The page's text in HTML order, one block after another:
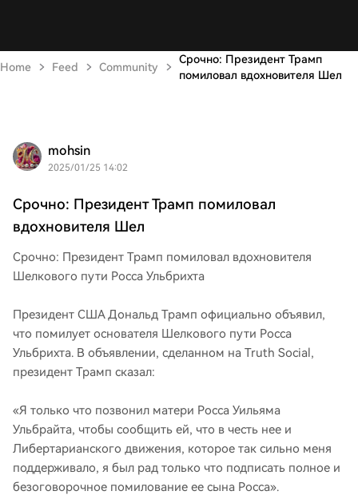
Home Feed Community
Срочно: Президент Трамп
помиловал вдохновителя Шел
mohsin
2025/01/25 14:02
Срочно: Президент Трамп помиловал
вдохновителя Шел
Срочно: Президент Трамп помиловал вдохновителя
Шелкового пути Росса Ульбрихта
Президент США Дональд Трамп официально объявил,
что помилует основателя Шелкового пути Росса
Ульбрихта. В объявлении, сделанном на Truth Social,
президент Трамп сказал:
«Я только что позвонил матери Росса Уильяма
Ульбрайта, чтобы сообщить ей, что в честь нее и
Либертарианского движения, которое так сильно меня
поддерживало, я был рад только что подписать полное и
безоговорочное помилование ее сына Росса».